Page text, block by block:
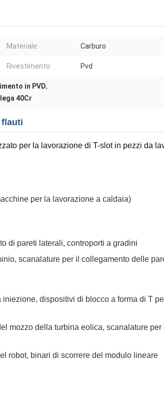
Materiale: Carburo
Rivestimento: Pvd
in PVD,
40Cr
flauti
per la lavorazione di T-slot in pezzi da
per la lavorazione a caldaia)
di pareti laterali, controporti a gradini
scanalature per il collegamento delle
dispositivi di blocco a forma di T
mozzo della turbina eolica, scanalature per
robot, binari di scorrere del modulo lineare